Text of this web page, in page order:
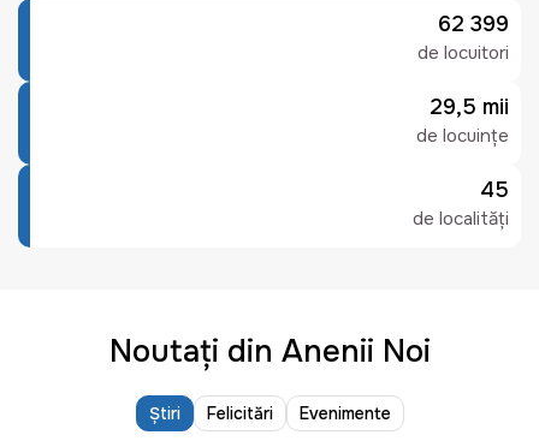
62 399
de locuitori
29,5 mii
de locuințe
45
de localități
Noutați din Anenii Noi
Știri Felicitări Evenimente